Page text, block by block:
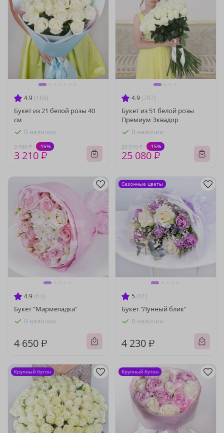
4.9 (169)
Букет из 21 белой розы 40
см
В наличии
3 780 ₽ -15%
3 210 ₽
4.9 (787)
Букет из 51 белой розы
Премиум Эквадор
В наличии
29 510 ₽ -15%
25 080 ₽
4.9 (63)
Букет "Мармеладка"
В наличии
4 650 ₽
5 (81)
Букет "Лунный блик"
В наличии
4 230 ₽
Сезонные цветы
Крупный бутон Крупный бутон